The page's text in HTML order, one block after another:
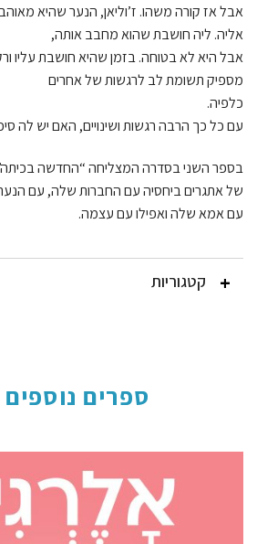
אבל אז קורה משהו. ז’וליאן, הנער שהיא
אליה. ליה חושבת שהוא מחבב אותה,
אבל היא לא בטוחה. בזמן שהיא חושבת עליו
מספיק תשומת לב לרגשות של אחרים
כלפיה.
עם כל כך הרבה רגשות ושינויים, האם יש לה
בספר השני בסדרה המצליחה “החדשה
של אתגרים ביחסיה עם החברות שלה, עם
עם אמא שלה ואפילו עם עצמה.
קטגוריות
ספרים